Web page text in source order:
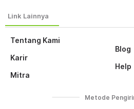
Tentang Kami
Karir
Mitra
Blog
Help
Metode